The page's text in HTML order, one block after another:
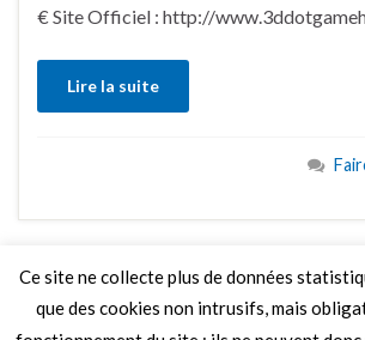
€ Site Officiel : http://
Lire la suite
LIRE PLUS
Ce site ne collecte plus de données
que des cookies non intrusifs, mais